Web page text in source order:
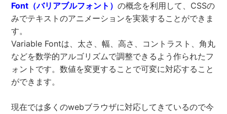
Font（バリアブルフォント）の概念を利用して、CSSの
みでテキストのアニメーションを実装することができま
す。
Variable Fontは、太さ、幅、高さ、コントラスト、角丸
などを数学的アルゴリズムで調整できるよう作られたフ
ォントです。数値を変更することで可変に対応すること
ができます。
現在では多くのwebブラウザに対応してきているので今